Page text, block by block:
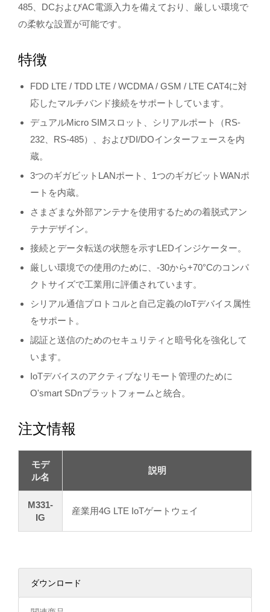
485、DCおよびAC電源入力を備えており、厳しい環境で
の柔軟な設置が可能です。
特徴
FDD LTE / TDD LTE / WCDMA / GSM / LTE CAT4に対
応したマルチバンド接続をサポートしています。
デュアルMicro SIMスロット、シリアルポート（RS-
232、RS-485）、およびDI/DOインターフェースを内
蔵。
3つのギガビットLANポート、1つのギガビットWANポ
ートを内蔵。
さまざまな外部アンテナを使用するための着脱式アン
テナデザイン。
接続とデータ転送の状態を示すLEDインジケーター。
厳しい環境での使用のために、-30から+70°Cのコンパ
クトサイズで工業用に評価されています。
シリアル通信プロトコルと自己定義のIoTデバイス属性
をサポート。
認証と送信のためのセキュリティと暗号化を強化して
います。
IoTデバイスのアクティブなリモート管理のために
O'smart SDnプラットフォームと統合。
注文情報
モデ
ル名
説明
M331-
IG
産業用4G LTE IoTゲートウェイ
ダウンロード